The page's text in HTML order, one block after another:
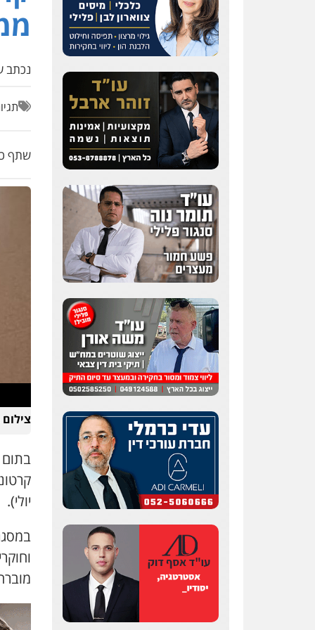
גיא זהבי משרד עורכי דין
פלילי משפחה
503456449
עו"ד איהאב ג'לג'ולי
פלילי מעצרים וחקירות
עורכי דין לענייני אסירים
0505216700
אייל בן שושן, עורך דין
פלילי
פלילי מעצרים וחקירות
פשיעה חמורה נוער רישום
פלילי
0522763105
עו"ד שלומי שרון
פלילי צבאי מעצרים
וחקירות
0547342002
עו"ד אלון קריטי
פלילי כלכלי אלימות
סמים מעצרים
0525544654
עו"ד זוהר ארבל
פלילי פשיעה חמורה
מעצרים וחקירות קטינים
0538788878
פשיעה
חמורה מעצרים וחקירות
צבאי תעבורה
0544218336
משרד עורכי דין חן ברוך
דיני תעבורה מעצרים
וחקירות
נכתב
שתף
יולי).